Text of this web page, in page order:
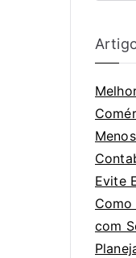
Evite
Como
com